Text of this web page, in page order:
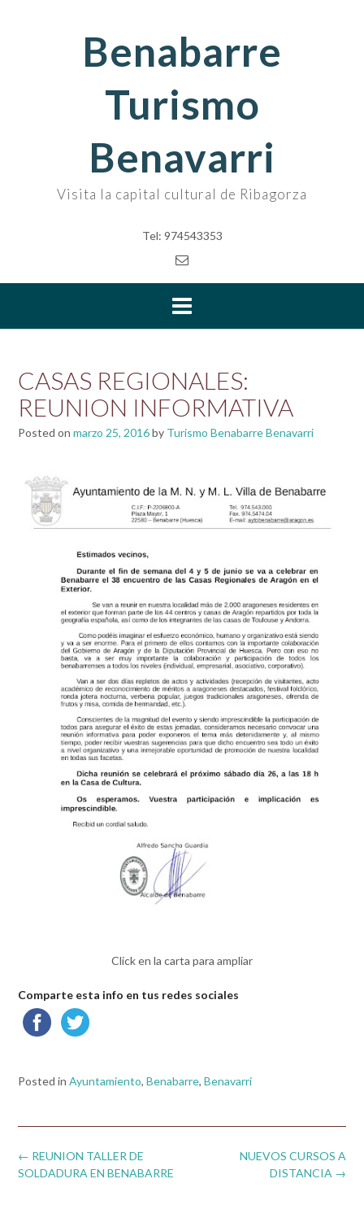
Benabarre
Turismo
Benavarri
Visita la capital cultural de Ribagorza
Tel: 974543353
CASAS REGIONALES:
REUNION INFORMATIVA
Posted on marzo 25, 2016by Turismo Benabarre Benavarri
Click en la carta para ampliar
Comparte esta info en tus redes sociales
Posted in Ayuntamiento, Benabarre, Benavarri
Post
navigation
NUEVOS CURSOS A
DISTANCIA →
← REUNION TALLER DE
SOLDADURA EN BENABARRE